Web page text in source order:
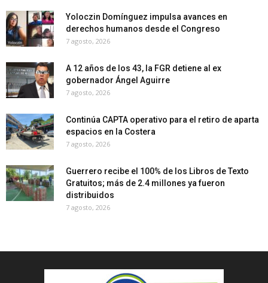
Yoloczin Domínguez impulsa avances en
derechos humanos desde el Congreso
7 agosto, 2026
A 12 años de los 43, la FGR detiene al ex
gobernador Ángel Aguirre
7 agosto, 2026
Continúa CAPTA operativo para el retiro de aparta
espacios en la Costera
7 agosto, 2026
Guerrero recibe el 100% de los Libros de Texto
Gratuitos; más de 2.4 millones ya fueron
distribuidos
7 agosto, 2026